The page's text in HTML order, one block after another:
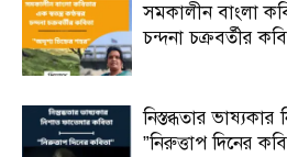
সমকালীন বাংলা
চন্দনা চক্রবর্তীর
নিস্তব্ধতার
”নিরুত্তাপ দিনের